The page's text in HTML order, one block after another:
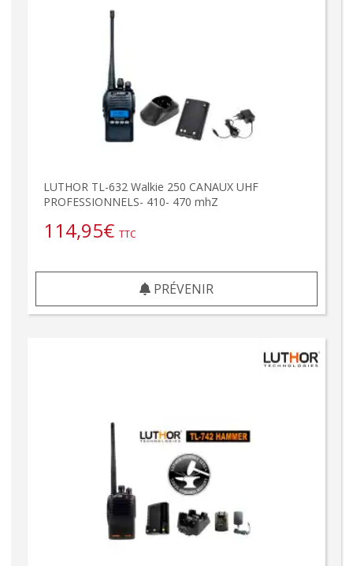
LUTHOR TL-632 Walkie 250 CANAUX UHF
PROFESSIONNELS- 410- 470 mhZ
114,95€ TTC
PRÉVENIR